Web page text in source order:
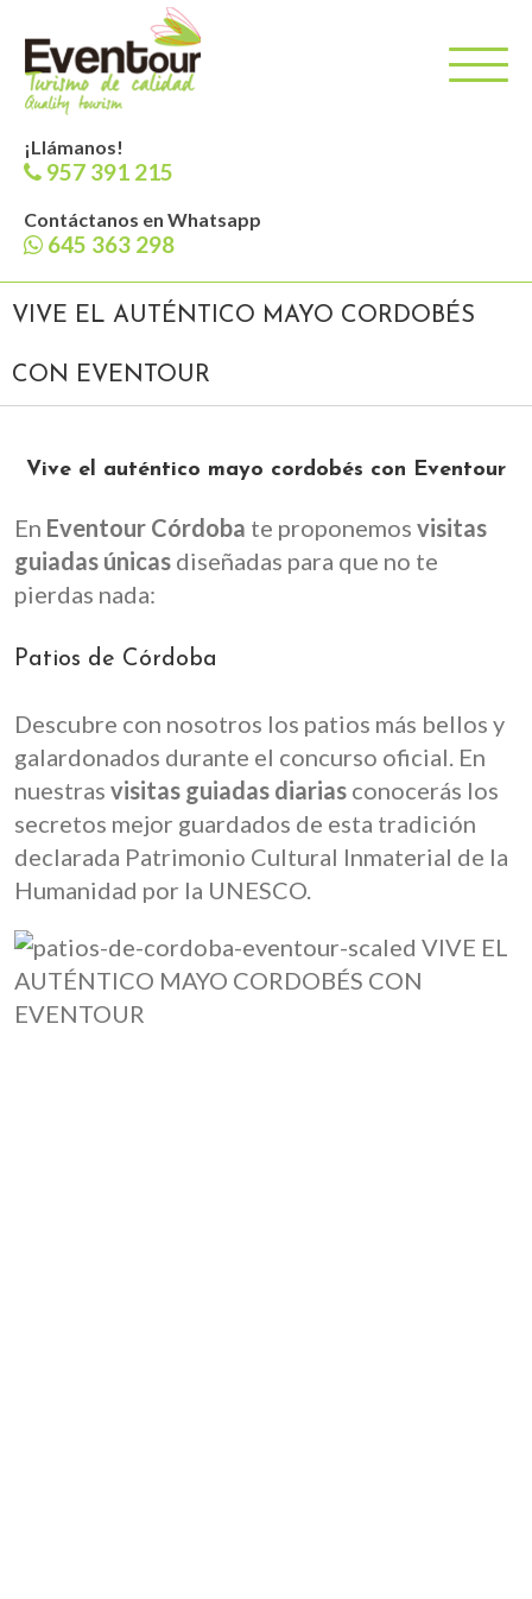
¡Llámanos!
957 391 215
Contáctanos en Whatsapp
645 363 298
VIVE EL AUTÉNTICO MAYO CORDOBÉS
CON EVENTOUR
Vive el auténtico mayo cordobés con Eventour
En Eventour Córdoba te proponemos visitas
guiadas únicas diseñadas para que no te
pierdas nada:
Patios de Córdoba
Descubre con nosotros los patios más bellos y
galardonados durante el concurso oficial. En
nuestras visitas guiadas diarias conocerás los
secretos mejor guardados de esta tradición
declarada Patrimonio Cultural Inmaterial de la
Humanidad por la UNESCO.